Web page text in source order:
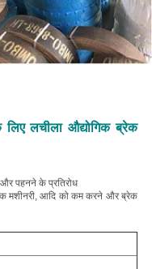
लिए लचीला औद्योगिक ब्रेक
और पहनने के प्रतिरोध
मशीनरी, आदि को कम करने और ब्रेक